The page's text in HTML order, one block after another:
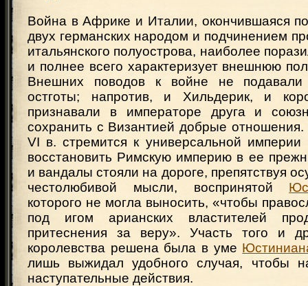
Война в Африке и Италии, окончившаяся
двух германских народом и подчинением
итальянского полуострова, наиболее
и полнее всего характеризует внешнюю
Внешних поводов к войне не
остготы; напротив, и Хильдерик, и
признавали в императоре друга и
сохранить с Византией добрые
VI в. стремится к универсальной империи
восстановить Римскую империю в ее
и вандалы стояли на дороге, препятствуя
честолюбивой мысли, воспринятой
которого не могла выносить, «чтобы
под игом арианских властителей
притеснения за веру». Участь того и
королевства решена была в уме
лишь выжидал удобного случая, чтобы
наступательные действия.